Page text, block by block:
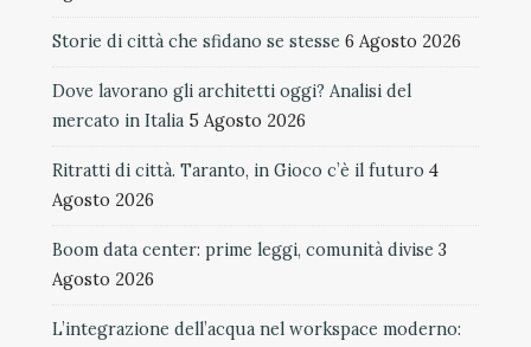
Storie di città che sfidano se stesse 6 Agosto 2026
Dove lavorano gli architetti oggi? Analisi del
mercato in Italia 5 Agosto 2026
Ritratti di città. Taranto, in Gioco c’è il futuro 4
Agosto 2026
Boom data center: prime leggi, comunità divise 3
Agosto 2026
L’integrazione dell’acqua nel workspace moderno: